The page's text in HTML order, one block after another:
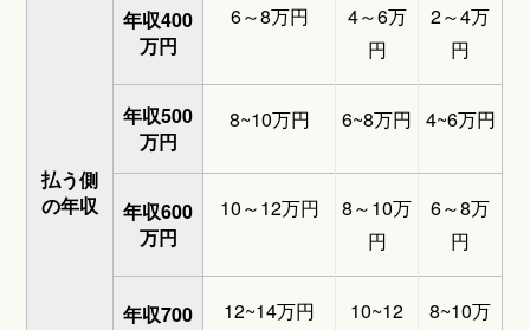
払う側
の年収
年収400
万円
6～8万円
4～6万
円
2～4万
円
年収500
万円
8~10万円 6~8万円 4~6万円
年収600
万円
10～12万円
8～10万
円
6～8万
円
年収700
12~14万円
10~12
8~10万